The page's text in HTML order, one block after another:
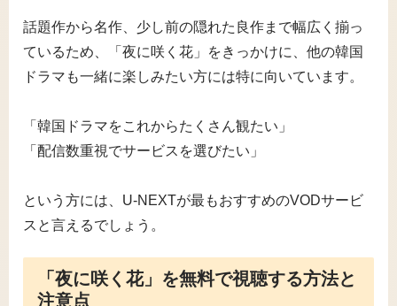
話題作から名作、少し前の隠れた良作まで幅広く揃っ
ているため、「夜に咲く花」をきっかけに、他の韓国
ドラマも一緒に楽しみたい方には特に向いています。
「韓国ドラマをこれからたくさん観たい」
「配信数重視でサービスを選びたい」
という方には、U-NEXTが最もおすすめのVODサービ
スと言えるでしょう。
「夜に咲く花」を無料で視聴する方法と
注意点